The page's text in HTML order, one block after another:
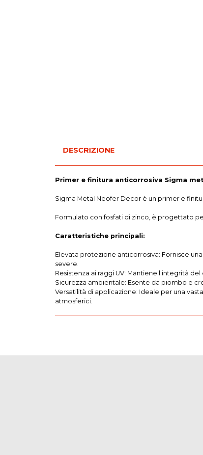
DESCRIZIONE
Primer e finitura anticorrosiva Sigma
Sigma Metal Neofer Decor è un primer e
Formulato con fosfati di zinco, è progettato
Caratteristiche principali:
Elevata protezione anticorrosiva: Fornisce
severe.
Resistenza ai raggi UV: Mantiene l'integrità
Sicurezza ambientale: Esente da piombo e
Versatilità di applicazione: Ideale per una
atmosferici.